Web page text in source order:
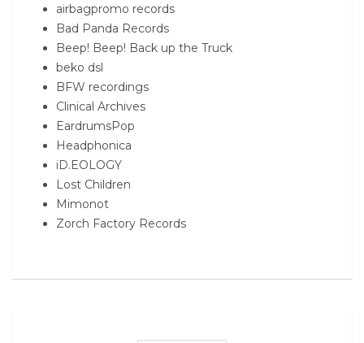
airbagpromo records
Bad Panda Records
Beep! Beep! Back up the Truck
beko dsl
BFW recordings
Clinical Archives
EardrumsPop
Headphonica
iD.EOLOGY
Lost Children
Mimonot
Zorch Factory Records